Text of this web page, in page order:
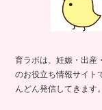
育ラボは、妊娠・出産
のお役立ち情報サイト
んどん発信してきます